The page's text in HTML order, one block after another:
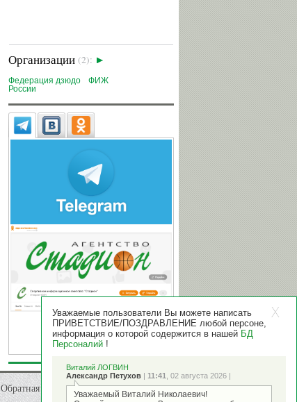
Организации (2):
Федерация дзюдо
России
ФИЖ
Обратная связь
Уважаемые пользователи Вы можете написать
ПРИВЕТСТВИЕ/ПОЗДРАВЛЕНИЕ любой персоне,
информация о которой содержится в нашей БД
Персоналий !
Виталий ЛОГВИН
Александр Петухов | 11:41 , 02 августа 2026 |
Уважаемый Виталий Николаевич!